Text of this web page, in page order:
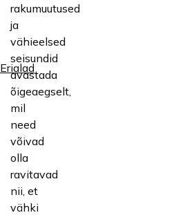
Erialad
rakumuutused
ja
vähieelsed
seisundid
avastada
õigeaegselt,
mil
need
võivad
olla
ravitavad
nii, et
vähki